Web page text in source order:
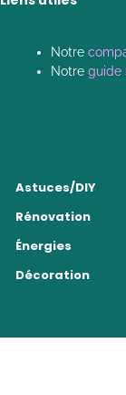
Notre
Notre guide
Astuces/DIY
Rénovation
Énergies
Décoration